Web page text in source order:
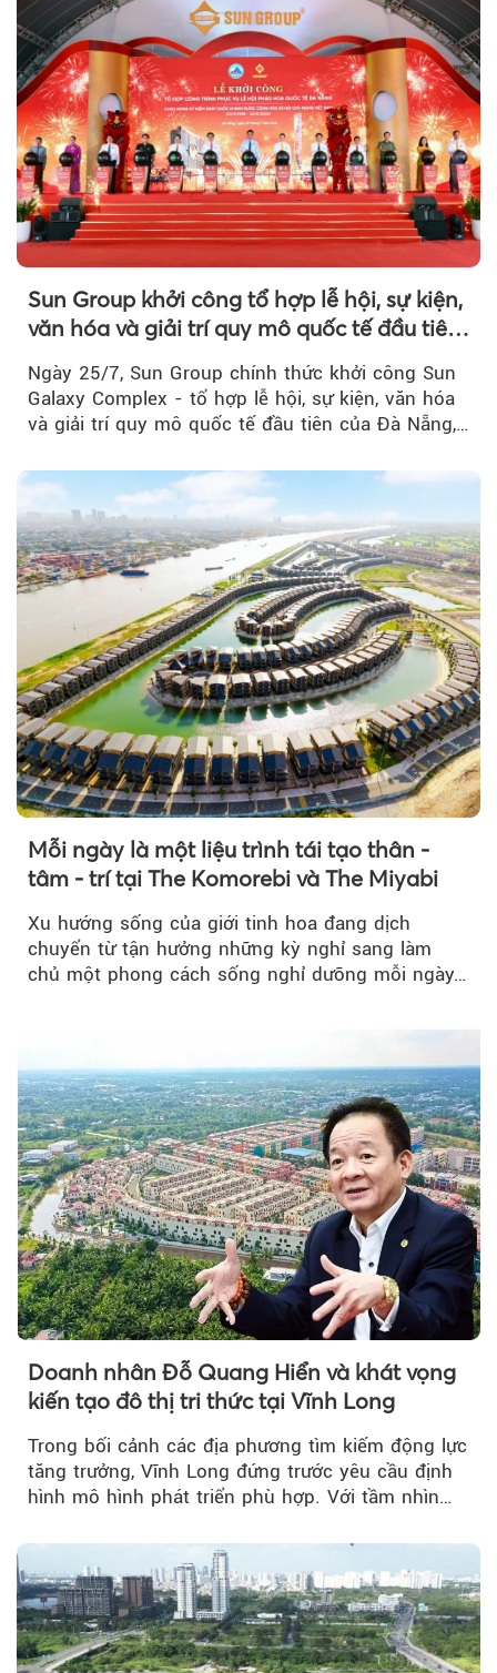
Sun Group khởi công tổ hợp lễ hội, sự kiện,
văn hóa và giải trí quy mô quốc tế đầu tiên
Ngày 25/7, Sun Group chính thức khởi công Sun
Galaxy Complex - tổ hợp lễ hội, sự kiện, văn hóa
và giải trí quy mô quốc tế đầu tiên của Đà Nẵng,…
Mỗi ngày là một liệu trình tái tạo thân -
tâm - trí tại The Komorebi và The Miyabi
Xu hướng sống của giới tinh hoa đang dịch
chuyển từ tận hưởng những kỳ nghỉ sang làm
chủ một phong cách sống nghỉ dưỡng mỗi ngày…
Doanh nhân Đỗ Quang Hiển và khát vọng
kiến tạo đô thị tri thức tại Vĩnh Long
Trong bối cảnh các địa phương tìm kiếm động lực
tăng trưởng, Vĩnh Long đứng trước yêu cầu định
hình mô hình phát triển phù hợp. Với tầm nhìn